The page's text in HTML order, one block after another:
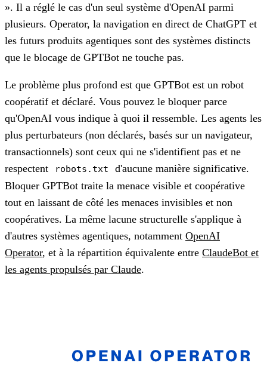
». Il a réglé le cas d'un seul système d'OpenAI parmi
plusieurs. Operator, la navigation en direct de ChatGPT et
les futurs produits agentiques sont des systèmes distincts
que le blocage de GPTBot ne touche pas.
Le problème plus profond est que GPTBot est un robot
coopératif et déclaré. Vous pouvez le bloquer parce
qu'OpenAI vous indique à quoi il ressemble. Les agents les
plus perturbateurs (non déclarés, basés sur un navigateur,
transactionnels) sont ceux qui ne s'identifient pas et ne
respectent
robots.txt
d'aucune manière significative.
Bloquer GPTBot traite la menace visible et coopérative
tout en laissant de côté les menaces invisibles et non
coopératives. La même lacune structurelle s'applique à
d'autres systèmes agentiques, notamment OpenAI
Operator, et à la répartition équivalente entre ClaudeBot et
les agents propulsés par Claude.